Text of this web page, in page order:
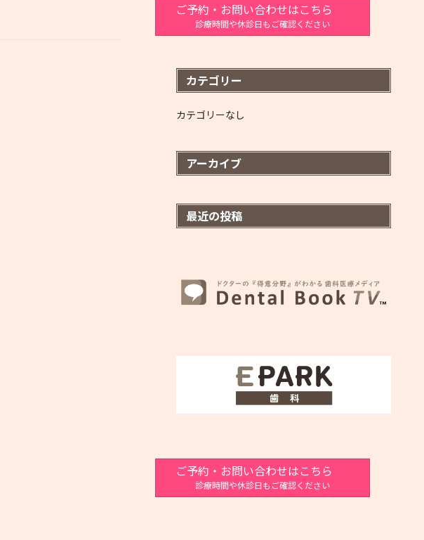
ご予約・お問い合わせはこちら
診療時間や休診日もご確認ください
カテゴリー
カテゴリーなし
アーカイブ
最近の投稿
ご予約・お問い合わせはこちら
診療時間や休診日もご確認ください